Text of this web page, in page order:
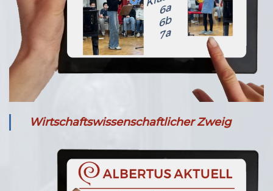
Wirtschaftswissenschaftlicher Zweig